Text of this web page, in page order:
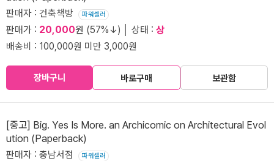
판매자 : 건축책방 파워셀러
판매가 : 20,000원 (57%↓) │ 상태 : 상
배송비 : 100,000원 미만 3,000원
장바구니 바로구매 보관함
[중고] Big. Yes Is More. an Archicomic on Architectural Evol
ution (Paperback)
판매자 : 충남서점 파워셀러